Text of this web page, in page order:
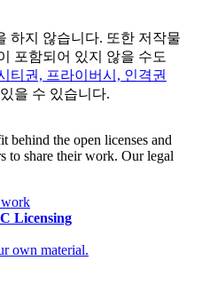
하지 않습니다. 또한 저작물
포함되어 있지 않을 수도
티권, 프라이버시, 인격권
을 수 있습니다.
behind the open licenses and
to share their work. Our legal
work
Licensing
own material.